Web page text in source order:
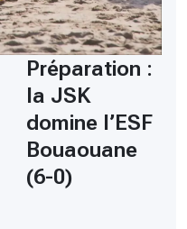
Préparation :
la JSK
domine l’ESF
Bouaouane
(6-0)